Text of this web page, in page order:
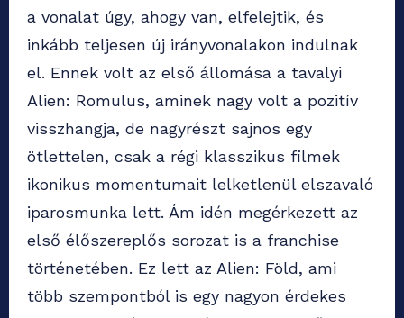
a vonalat úgy, ahogy van, elfelejtik, és
inkább teljesen új irányvonalakon indulnak
el. Ennek volt az első állomása a tavalyi
Alien: Romulus, aminek nagy volt a pozitív
visszhangja, de nagyrészt sajnos egy
ötlettelen, csak a régi klasszikus filmek
ikonikus momentumait lelketlenül elszavaló
iparosmunka lett. Ám idén megérkezett az
első élőszereplős sorozat is a franchise
történetében. Ez lett az Alien: Föld, ami
több szempontból is egy nagyon érdekes